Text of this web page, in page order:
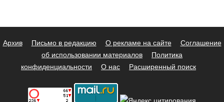
Архив Письмо в редакцию О рекламе на сайте
Соглашение
об использовании материалов
Политика
конфиденциальности
О нас Расширенный поиск